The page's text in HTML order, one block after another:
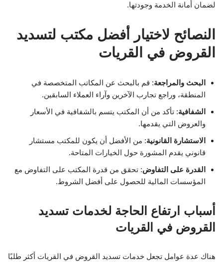
لضمان أمانة الخدمة وجودتها.
النصائح لاختيار أفضل مكتب لتسديد
القروض في القريات
البحث والمراجعة: قم بالبحث عن المكاتب المتخصصة في
المنطقة، وراجع تجارب الآخرين وآراء العملاء السابقين.
الشفافية: تأكد من أن المكتب يتسم بالشفافية في الأسعار
والعروض التي يقدمها.
الاستشارة القانونية: من الأفضل أن يكون للمكتب مستشار
قانوني يقدم المشورة حول الخيارات المتاحة.
القدرة على التفاوض: تحقق من قدرة المكتب على التفاوض مع
المؤسسات المالية للحصول على أفضل الشروط.
أسباب ارتفاع الحاجة لخدمات تسديد
القروض في القريات
هناك عدة عوامل تجعل خدمات تسديد القروض في القريات أكثر طلبًا